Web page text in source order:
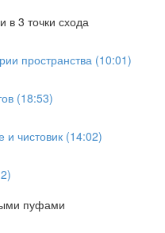
в 3 точки схода
пространства (10:01)
(18:53)
и чистовик (14:02)
пуфами